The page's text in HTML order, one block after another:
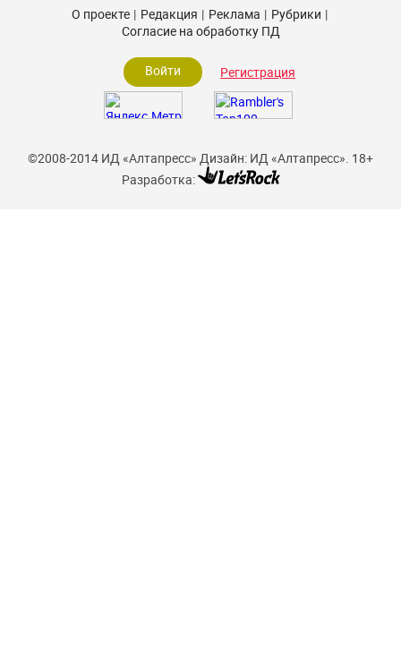
©2008-2014 ИД «Алтапресс» Дизайн: ИД «Алтапресс». 18+
Разработка:
О проекте Редакция Реклама
Рубрики
Согласие на обработку ПД
Войти Регистрация